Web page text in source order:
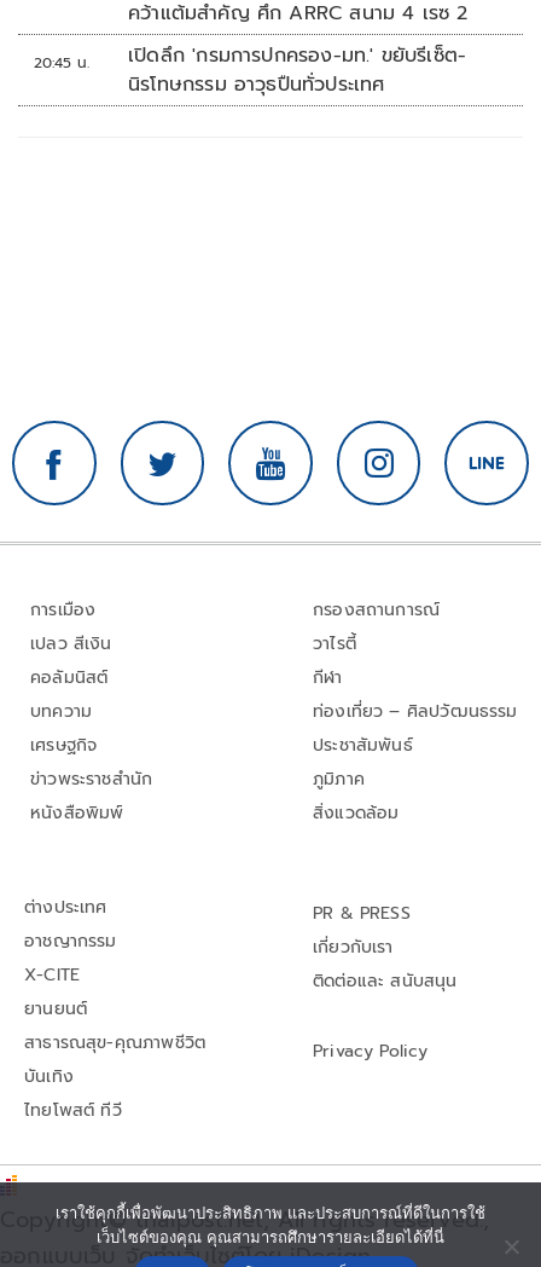
คว้าแต้มสำคัญ ศึก ARRC สนาม 4 เรซ 2
20:45 น.
เปิดลึก 'กรมการปกครอง-มท.' ขยับรีเซ็ต-
นิรโทษกรรม อาวุธปืนทั่วประเทศ
การเมือง
เปลว สีเงิน
คอลัมนิสต์
บทความ
เศรษฐกิจ
ข่าวพระราชสำนัก
หนังสือพิมพ์
กรองสถานการณ์
วาไรตี้
กีฬา
ท่องเที่ยว – ศิลปวัฒนธรรม
ประชาสัมพันธ์
ภูมิภาค
สิ่งแวดล้อม
ต่างประเทศ
อาชญากรรม
X-CITE
ยานยนต์
สาธารณสุข-คุณภาพชีวิต
บันเทิง
ไทยโพสต์ ทีวี
PR & PRESS
เกี่ยวกับเรา
ติดต่อและ สนับสนุน
Privacy Policy
Copyright© thaipost.net, All rights reserved.,
ออกแบบเว็บ จัดทำเว็บไซต์โดย iDesign
เราใช้คุกกี้เพื่อพัฒนาประสิทธิภาพ และประสบการณ์ที่ดีในการใช้
เว็บไซต์ของคุณ คุณสามารถศึกษารายละเอียดได้ที่นี่